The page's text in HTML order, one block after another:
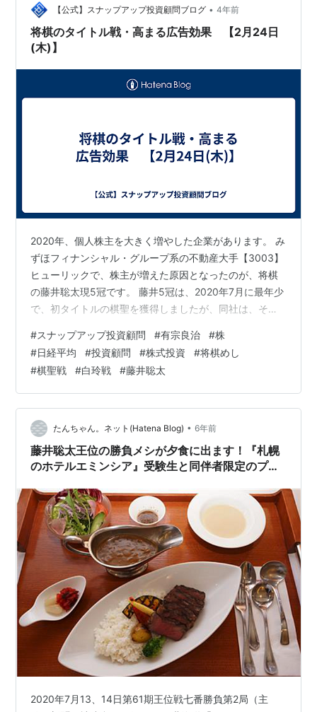
写真のほうが枚数が多かった。その食事写真を、
Instagramに投稿し始めたのは5年半前からだけれど、
写…
【公式】スナップアップ投資顧問ブログ • 4年前
将棋のタイトル戦・高まる広告効果 【2月24日
(木)】
2020年、個人株主を大きく増やした企業があります。 み
ずほフィナンシャル・グループ系の不動産大手【3003】
ヒューリックで、株主が増えた原因となったのが、将棋
の藤井聡太現5冠です。 藤井5冠は、2020年7月に最年少
で、初タイトルの棋聖を獲得しましたが、同社は、その
者会見の席にロゴマークなどが掲示されました。 棋聖戦
を通じて、同社を知った個人が、同社株に興味を持った
と思われます。 同年6月末に、4万8,000だった株主数
が、12月末には、7万3,000に急増しています。 同社は、
伝統文化である将棋を盛り上げ、社会貢献したいという
ことで、棋聖戦…
#スナップアップ投資顧問 #有宗良治 #株
#日経平均 #投資顧問 #株式投資 #将棋めし
#棋聖戦 #白玲戦 #藤井聡太
たんちゃん。ネット(Hatena Blog) • 6年前
藤井聡太王位の勝負メシが夕食に出ます！『札幌
のホテルエミンシア』受験生と同伴者限定のプラ
2020年7月13、14日第61期王位戦七番勝負第2局（主